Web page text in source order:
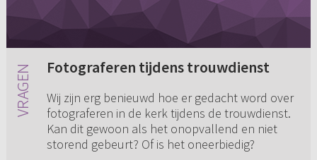
Fotograferen tijdens trouwdienst
Wij zijn erg benieuwd hoe er gedacht word over
fotograferen in de kerk tijdens de trouwdienst.
Kan dit gewoon als het onopvallend en niet
storend gebeurt? Of is het oneerbiedig?